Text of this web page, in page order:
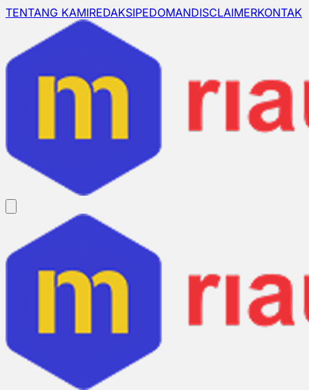
TENTANG KAMIREDAKSIPEDOMANDISCLAIMERKONTAK